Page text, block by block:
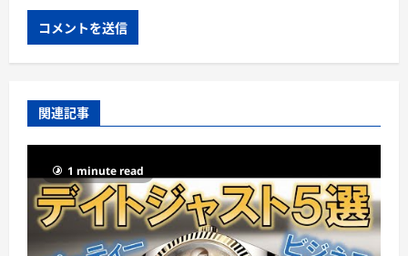
関連記事
1 minute read